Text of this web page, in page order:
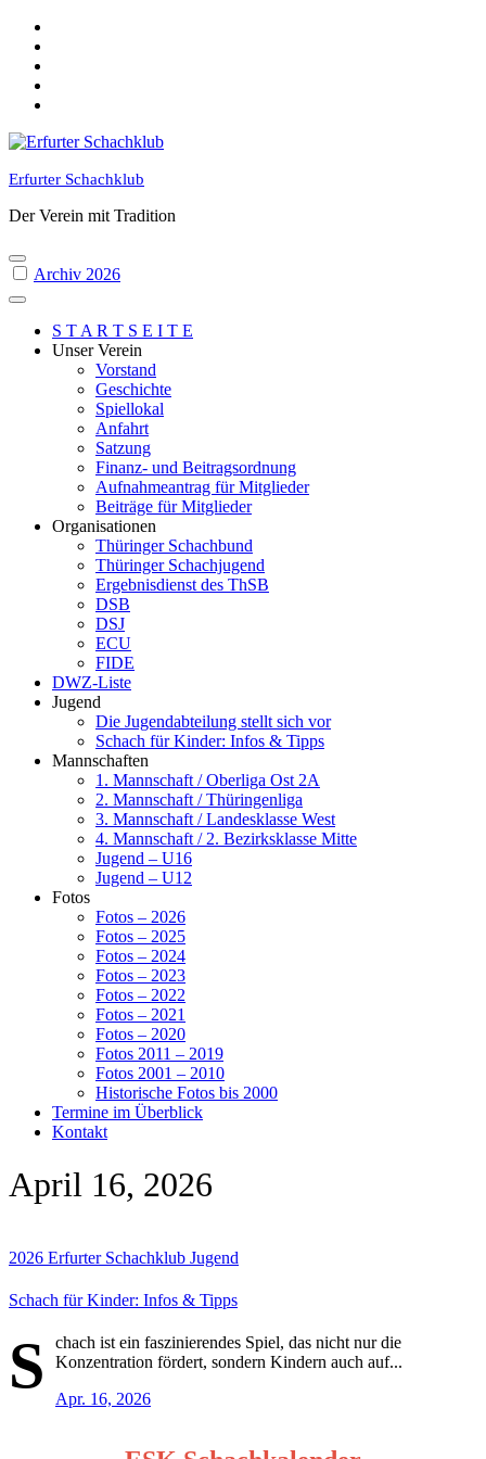
Skip
content
Erfurter Schachklub
Der Verein mit Tradition
Archiv 2026
S T A R T S E I T E
Unser Verein
Vorstand
Geschichte
Spiellokal
Anfahrt
Satzung
Finanz- und Beitragsordnung
Aufnahmeantrag für Mitglieder
Beiträge für Mitglieder
Organisationen
Thüringer Schachbund
Thüringer Schachjugend
Ergebnisdienst des ThSB
DSB
DSJ
ECU
FIDE
DWZ-Liste
Jugend
Die Jugendabteilung stellt sich vor
Schach für Kinder: Infos & Tipps
Mannschaften
1. Mannschaft / Oberliga Ost 2A
2. Mannschaft / Thüringenliga
3. Mannschaft / Landesklasse West
4. Mannschaft / 2. Bezirksklasse Mitte
Jugend – U16
Jugend – U12
Fotos
Fotos – 2026
Fotos – 2025
Fotos – 2024
Fotos – 2023
Fotos – 2022
Fotos – 2021
Fotos – 2020
Fotos 2011 – 2019
Fotos 2001 – 2010
Historische Fotos bis 2000
Termine im Überblick
Kontakt
April 16, 2026
2026 Erfurter Schachklub Jugend
Schach für Kinder: Infos & Tipps
S
chach ist ein faszinierendes Spiel, das nicht nur die
Konzentration fördert, sondern Kindern auch auf...
Apr. 16, 2026